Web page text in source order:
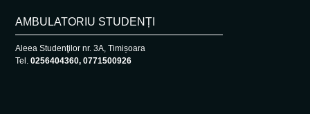
AMBULATORIU STUDENȚI
Aleea Studenţilor nr. 3A, Timișoara
Tel.0256404360, 0771500926